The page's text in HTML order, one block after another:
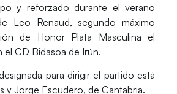
y reforzado durante el verano
Leo Renaud, segundo máximo
de Honor Plata Masculina el
CD Bidasoa de Irún.
para dirigir el partido está
y Jorge Escudero, de Cantabria.